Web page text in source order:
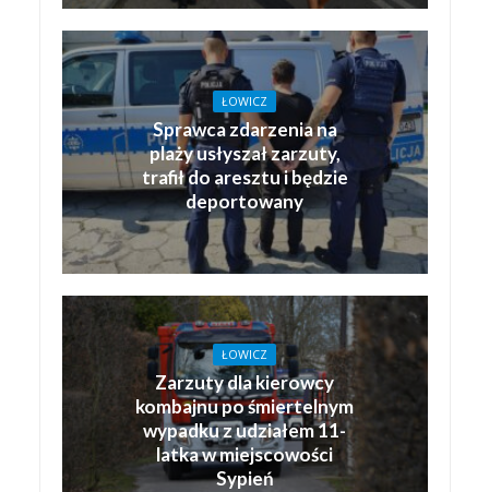
ŁOWICZ
Sprawca zdarzenia na
plaży usłyszał zarzuty,
trafił do aresztu i będzie
deportowany
ŁOWICZ
Zarzuty dla kierowcy
kombajnu po śmiertelnym
wypadku z udziałem 11-
latka w miejscowości
Sypień